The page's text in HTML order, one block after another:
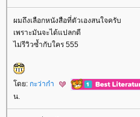
ผมถึงเลือกหนังสือที่ตัวเองสนใจครับ
เพราะมันจะได้แปลกดี
ไม่รีวิวซ้ำกับใคร 555
ดย: กะว่าก๋า
น.